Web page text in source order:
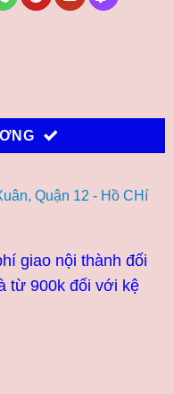
Quận 12 - Hồ CHí
giao nội thành đối
từ 900k đối với kệ